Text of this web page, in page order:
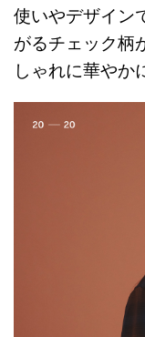
使いやデザイン
がるチェック柄
しゃれに華やか